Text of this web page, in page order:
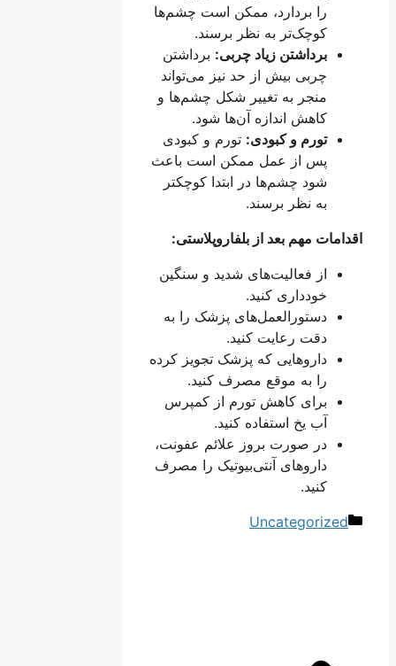
را بردارد، ممکن است چشم‌ها
کوچک‌تر به نظر برسند.
برداشتن زیاد چربی:برداشتن
چربی بیش از حد نیز می‌تواند
منجر به تغییر شکل چشم‌ها و
کاهش اندازه آن‌ها شود.
تورم و کبودی:تورم و کبودی
پس از عمل ممکن است باعث
شود چشم‌ها در ابتدا کوچکتر
به نظر برسند.
اقدامات مهم بعد از بلفاروپلاستی:
از فعالیت‌های شدید و سنگین
خودداری کنید.
دستورالعمل‌های پزشک را به
دقت رعایت کنید.
داروهایی که پزشک تجویز کرده
را به موقع مصرف کنید.
برای کاهش تورم از کمپرس
آب یخ استفاده کنید.
در صورت بروز علائم عفونت،
داروهای آنتی‌بیوتیک را مصرف
کنید.
دسته‌ها
Uncategorized